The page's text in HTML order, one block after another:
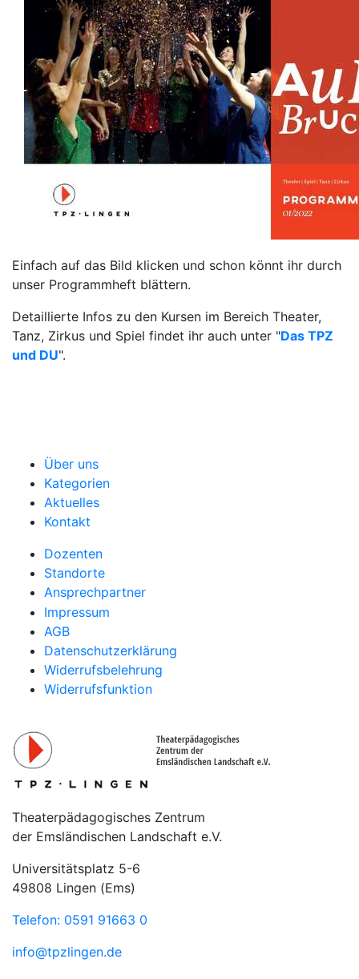
Einfach auf das Bild klicken und schon könnt ihr durch
unser Programmheft blättern.
Detaillierte Infos zu den Kursen im Bereich Theater,
Tanz, Zirkus und Spiel findet ihr auch unter "Das TPZ
und DU".
Über uns
Kategorien
Aktuelles
Kontakt
Dozenten
Standorte
Ansprechpartner
Impressum
AGB
Datenschutzerklärung
Widerrufsbelehrung
Widerrufsfunktion
Theaterpädagogisches Zentrum
der Emsländischen Landschaft e.V.
Universitätsplatz 5-6
49808 Lingen (Ems)
Telefon: 0591 91663 0
info@tpzlingen.de